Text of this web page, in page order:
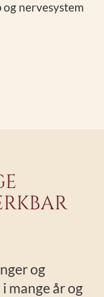
og nervesystem
og
mange år og